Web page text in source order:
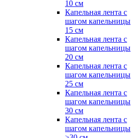
10 см
Капельная лента с
шагом капельницы
15 см
Капельная лента с
шагом капельницы
20 см
Капельная лента с
шагом капельницы
25 см
Капельная лента с
шагом капельницы
30 см
Капельная лента с
шагом капельницы